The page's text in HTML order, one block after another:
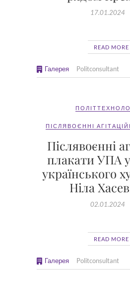
17.01.2024
READ MORE
Галерея Politconsultant
ПІСЛЯВОЄННІ
Післявоєнні
плакати УПА у
українського
Ніла
02.01.2024
READ MORE
Галерея Politconsultant